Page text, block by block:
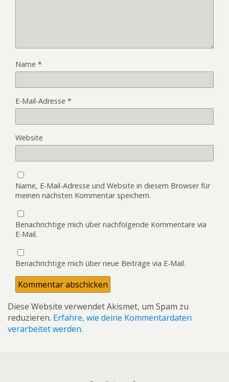
Name *
E-Mail-Adresse *
Website
Name, E-Mail-Adresse und Website in diesem Browser für
meinen nächsten Kommentar speichern.
Benachrichtige mich über nachfolgende Kommentare via
E-Mail.
Benachrichtige mich über neue Beiträge via E-Mail.
Diese Website verwendet Akismet, um Spam zu
reduzieren. Erfahre, wie deine Kommentardaten
verarbeitet werden.